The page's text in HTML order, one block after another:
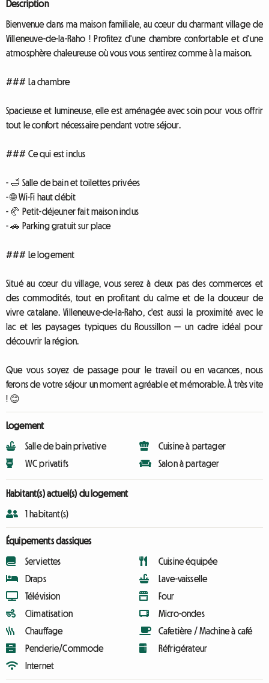
Description
Bienvenue dans ma maison familiale, au cœur du charmant village de
Villeneuve-de-la-Raho ! Profitez d'une chambre confortable et d'une
atmosphère chaleureuse où vous vous sentirez comme à la maison.
### La chambre
Spacieuse et lumineuse, elle est aménagée avec soin pour vous offrir
tout le confort nécessaire pendant votre séjour.
### Ce qui est inclus
- 🛁 Salle de bain et toilettes privées
- 🌐 Wi-Fi haut débit
- 🥐 Petit-déjeuner fait maison inclus
- 🚗 Parking gratuit sur place
### Le logement
Situé au cœur du village, vous serez à deux pas des commerces et
des commodités, tout en profitant du calme et de la douceur de
vivre catalane. Villeneuve-de-la-Raho, c'est aussi la proximité avec le
lac et les paysages typiques du Roussillon — un cadre idéal pour
découvrir la région.
Que vous soyez de passage pour le travail ou en vacances, nous
ferons de votre séjour un moment agréable et mémorable. À très vite
! 😊
Logement
Salle de bain privative
WC privatifs
Cuisine à partager
Salon à partager
Habitant(s) actuel(s) du logement
1 habitant(s)
Équipements classiques
Serviettes
Draps
Télévision
Climatisation
Chauffage
Penderie/Commode
Internet
Cuisine équipée
Lave-vaisselle
Four
Micro-ondes
Cafetière / Machine à café
Réfrigérateur